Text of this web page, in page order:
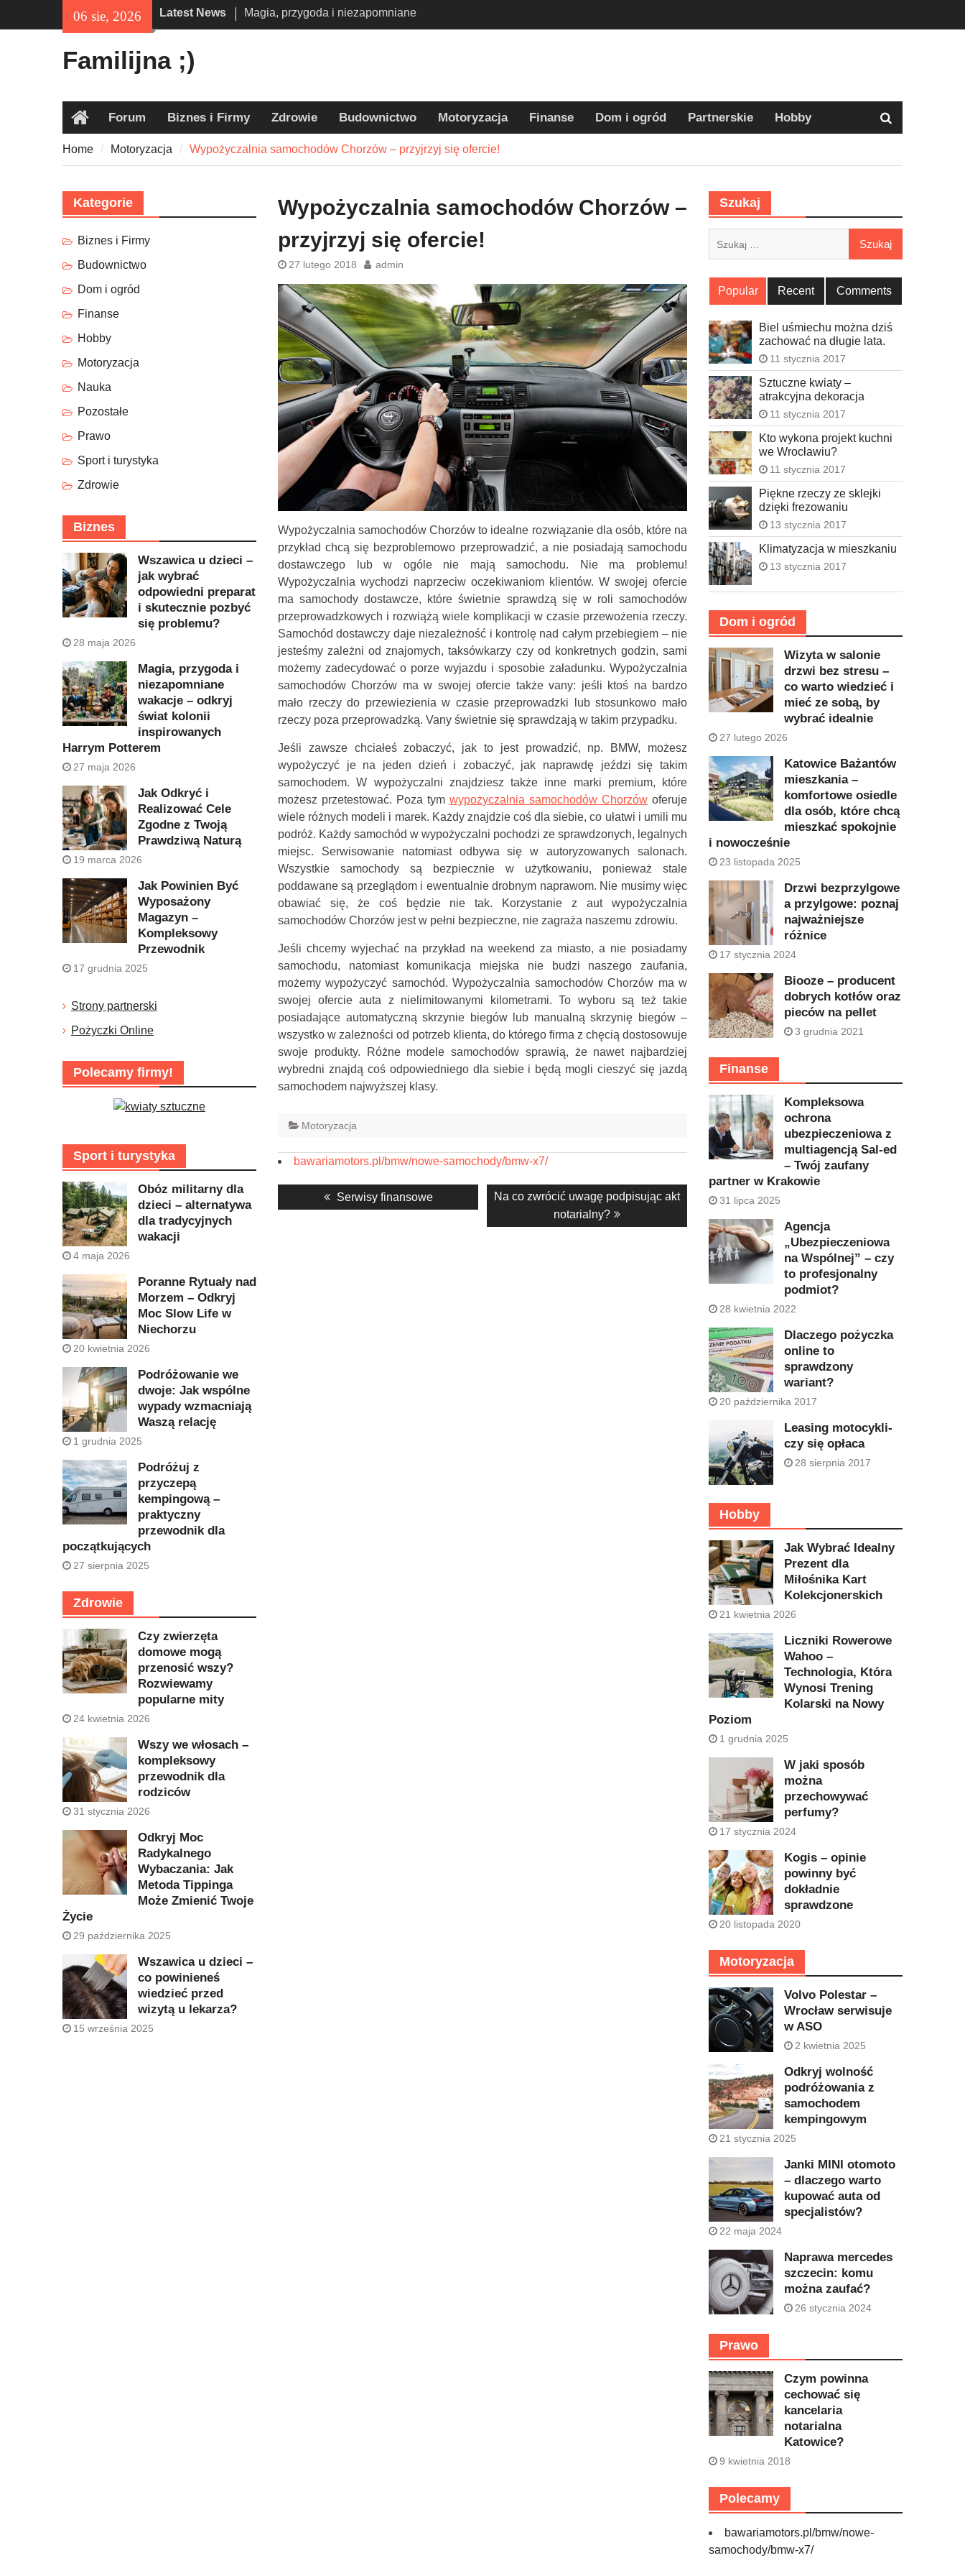
06 sie, 2026 Latest News
inspirowanych Harrym Potterem
Familijna ;)
HomeForum Biznes i Firmy Zdrowie Budownictwo Motoryzacja Finanse Dom i ogród Partnerskie Hobby
Home Motoryzacja Wypożyczalnia samochodów Chorzów – przyjrzyj się ofercie!
Wypożyczalnia samochodów Chorzów –
przyjrzyj się ofercie!
27 lutego 2018 admin
Wypożyczalnia samochodów Chorzów to idealne rozwiązanie dla osób, które na
przykład chcą się bezproblemowo przeprowadzić, a nie posiadają samochodu
dostawczego lub w ogóle nie mają samochodu. Nie ma problemu!
Wypożyczalnia wychodzi naprzeciw oczekiwaniom klientów. W swojej ofercie
ma samochody dostawcze, które świetnie sprawdzą się w roli samochodów
przeprowadzkowych i rozwiążą wiele komplikacji w czasie przewożenia rzeczy.
Samochód dostawczy daje niezależność i kontrolę nad całym przebiegiem – nie
jesteśmy zależni od znajomych, taksówkarzy czy od konkretnych godzin, sami
możemy zadecydować o porze wyjazdu i sposobie załadunku. Wypożyczalnia
samochodów Chorzów ma w swojej ofercie także vany: jeśli ktoś na bardzo
mało rzeczy do przewiezienia w czasie przeprowadzki lub stosunkowo mało
rzeczy poza przeprowadzką. Vany świetnie się sprawdzają w takim przypadku.
Jeśli zawsze chciałeś zobaczyć, jak to jest prowadzić, np. BMW, możesz
wypożyczyć je na jeden dzień i zobaczyć, jak naprawdę jeździ się takim
samochodem. W wypożyczalni znajdziesz także inne marki premium, które
możesz przetestować. Poza tym wypożyczalnia samochodów Chorzów oferuje
wiele różnych modeli i marek. Każdy znajdzie coś dla siebie, co ułatwi i umili mu
podróż. Każdy samochód w wypożyczalni pochodzi ze sprawdzonych, legalnych
miejsc. Serwisowanie natomiast odbywa się w autoryzowanych salonach.
Wszystkie samochody są bezpiecznie w użytkowaniu, ponieważ stale
poddawane są przeglądom i ewentualnie drobnym naprawom. Nie musimy więc
obawiać się, że coś będzie nie tak. Korzystanie z aut wypożyczalnia
samochodów Chorzów jest w pełni bezpieczne, nie zagraża naszemu zdrowiu.
Jeśli chcemy wyjechać na przykład na weekend za miasto, a nie posiadamy
samochodu, natomiast komunikacja miejska nie budzi naszego zaufania,
możemy wypożyczyć samochód. Wypożyczalnia samochodów Chorzów ma w
swojej ofercie auta z nielimitowanymi kilometrami. To wyboru są też takie
posiadające automatyczną skrzynie biegów lub manualną skrzynię biegów –
wszystko w zależności od potrzeb klienta, do którego firma z chęcią dostosowuje
swoje produkty. Różne modele samochodów sprawią, że nawet najbardziej
wybredni znajdą coś odpowiedniego dla siebie i będą mogli cieszyć się jazdą
samochodem najwyższej klasy.
Motoryzacja
bawariamotors.pl/bmw/nowe-samochody/bmw-x7/
Nawigacja
wpisu
Previous
post:
Serwisy finansowe
Next
Na co zwrócić uwagę podpisując akt
notarialny?
Szukaj
Popular Recent Comments
Biel uśmiechu można dziś
zachować na długie lata.
11 stycznia 2017
Sztuczne kwiaty –
atrakcyjna dekoracja
11 stycznia 2017
Kto wykona projekt kuchni
we Wrocławiu?
11 stycznia 2017
Piękne rzeczy ze sklejki
dzięki frezowaniu
13 stycznia 2017
Klimatyzacja w mieszkaniu
13 stycznia 2017
Dom i ogród
Wizyta w salonie
drzwi bez stresu –
co warto wiedzieć i
mieć ze sobą, by
wybrać idealnie
27 lutego 2026
Katowice Bażantów
mieszkania –
komfortowe osiedle
dla osób, które chcą
mieszkać spokojnie
i nowocześnie
23 listopada 2025
Drzwi bezprzylgowe
a przylgowe: poznaj
najważniejsze
różnice
17 stycznia 2024
Biooze – producent
dobrych kotłów oraz
pieców na pellet
3 grudnia 2021
Finanse
Kompleksowa
ochrona
ubezpieczeniowa z
multiagencją Sal-ed
– Twój zaufany
partner w Krakowie
31 lipca 2025
Agencja
„Ubezpieczeniowa
na Wspólnej” – czy
to profesjonalny
podmiot?
28 kwietnia 2022
Dlaczego pożyczka
online to
sprawdzony
wariant?
20 października 2017
Leasing motocykli-
czy się opłaca
28 sierpnia 2017
Hobby
Jak Wybrać Idealny
Prezent dla
Miłośnika Kart
Kolekcjonerskich
21 kwietnia 2026
Liczniki Rowerowe
Wahoo –
Technologia, Która
Wynosi Trening
Kolarski na Nowy
Poziom
1 grudnia 2025
W jaki sposób
można
przechowywać
perfumy?
17 stycznia 2024
Kogis – opinie
powinny być
dokładnie
sprawdzone
20 listopada 2020
Motoryzacja
Volvo Polestar –
Wrocław serwisuje
w ASO
2 kwietnia 2025
Odkryj wolność
podróżowania z
samochodem
kempingowym
21 stycznia 2025
Janki MINI otomoto
– dlaczego warto
kupować auta od
specjalistów?
22 maja 2024
Naprawa mercedes
szczecin: komu
można zaufać?
26 stycznia 2024
Prawo
Czym powinna
cechować się
kancelaria
notarialna
Katowice?
9 kwietnia 2018
Polecamy
bawariamotors.pl/bmw/nowe-
samochody/bmw-x7/
Kategorie
Biznes i Firmy
Budownictwo
Dom i ogród
Finanse
Hobby
Motoryzacja
Nauka
Pozostałe
Prawo
Sport i turystyka
Zdrowie
Biznes
Wszawica u dzieci –
jak wybrać
odpowiedni preparat
i skutecznie pozbyć
się problemu?
28 maja 2026
Magia, przygoda i
niezapomniane
wakacje – odkryj
świat kolonii
inspirowanych
Harrym Potterem
27 maja 2026
Jak Odkryć i
Realizować Cele
Zgodne z Twoją
Prawdziwą Naturą
19 marca 2026
Jak Powinien Być
Wyposażony
Magazyn –
Kompleksowy
Przewodnik
17 grudnia 2025
Strony partnerski
Pożyczki Online
Polecamy firmy!
Sport i turystyka
Obóz militarny dla
dzieci – alternatywa
dla tradycyjnych
wakacji
4 maja 2026
Poranne Rytuały nad
Morzem – Odkryj
Moc Slow Life w
Niechorzu
20 kwietnia 2026
Podróżowanie we
dwoje: Jak wspólne
wypady wzmacniają
Waszą relację
1 grudnia 2025
Podróżuj z
przyczepą
kempingową –
praktyczny
przewodnik dla
początkujących
27 sierpnia 2025
Zdrowie
Czy zwierzęta
domowe mogą
przenosić wszy?
Rozwiewamy
popularne mity
24 kwietnia 2026
Wszy we włosach –
kompleksowy
przewodnik dla
rodziców
31 stycznia 2026
Odkryj Moc
Radykalnego
Wybaczania: Jak
Metoda Tippinga
Może Zmienić Twoje
Życie
29 października 2025
Wszawica u dzieci –
co powinieneś
wiedzieć przed
wizytą u lekarza?
15 września 2025